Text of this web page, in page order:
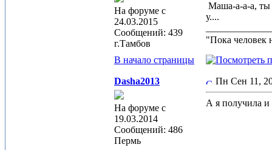
На форуме с
24.03.2015
Сообщений: 439
г.Тамбов
Маша-а-а-а, ты
у....
"Пока человек
В начало страницы
Dasha2013
На форуме с
19.03.2014
Сообщений: 486
Пермь
Пн Сен 11,
А я получила